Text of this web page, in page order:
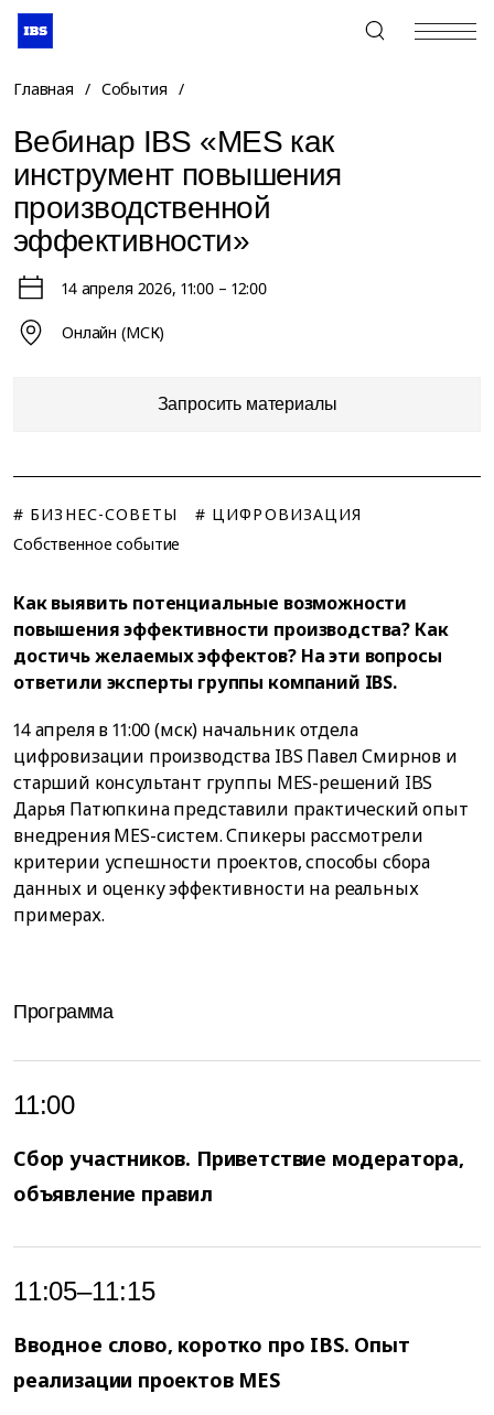
+7 (495) 967-80-80
Главная / События /
Вебинар IBS «MES как
инструмент повышения
производственной
эффективности»
14 апреля 2026, 11:00 – 12:00
Онлайн (МСК)
Запросить материалы
# БИЗНЕС-СОВЕТЫ
# ЦИФРОВИЗАЦИЯ
Собственное событие
Как выявить потенциальные возможности
повышения эффективности производства? Как
достичь желаемых эффектов? На эти вопросы
ответили эксперты группы компаний IBS.
14 апреля в 11:00 (мск) начальник отдела
цифровизации производства IBS Павел Смирнов и
старший консультант группы MES-решений IBS
Дарья Патюпкина представили практический опыт
внедрения MES-систем. Спикеры рассмотрели
критерии успешности проектов, способы сбора
данных и оценку эффективности на реальных
примерах.
Программа
11:00
Сбор участников. Приветствие модератора,
объявление правил
11:05–11:15
Вводное слово, коротко про IBS. Опыт
реализации проектов MES